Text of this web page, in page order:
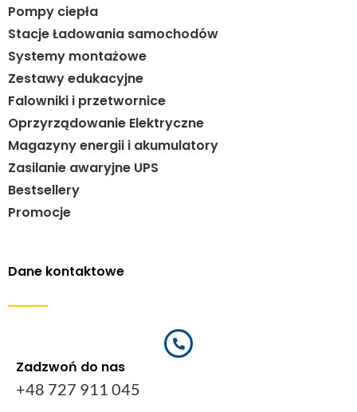
Pompy ciepła
Stacje Ładowania samochodów
Systemy montażowe
Zestawy edukacyjne
Falowniki i przetwornice
Oprzyrządowanie Elektryczne
Magazyny energii i akumulatory
Zasilanie awaryjne UPS
Bestsellery
Promocje
Dane kontaktowe
Zadzwoń do nas
+48 727 911 045